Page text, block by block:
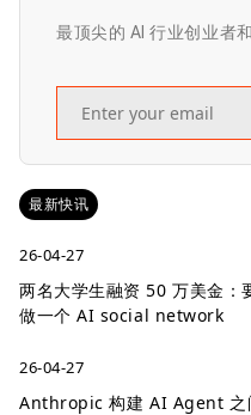
最顶尖的 AI 行业创业者
最新快讯
26-04-27
两名大学生融资 50 万美金
做一个 AI social network
26-04-27
Anthropic 构建 AI Agent 之